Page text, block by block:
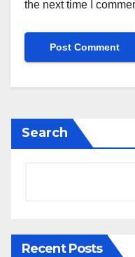
the next time I
Search
Recent Posts